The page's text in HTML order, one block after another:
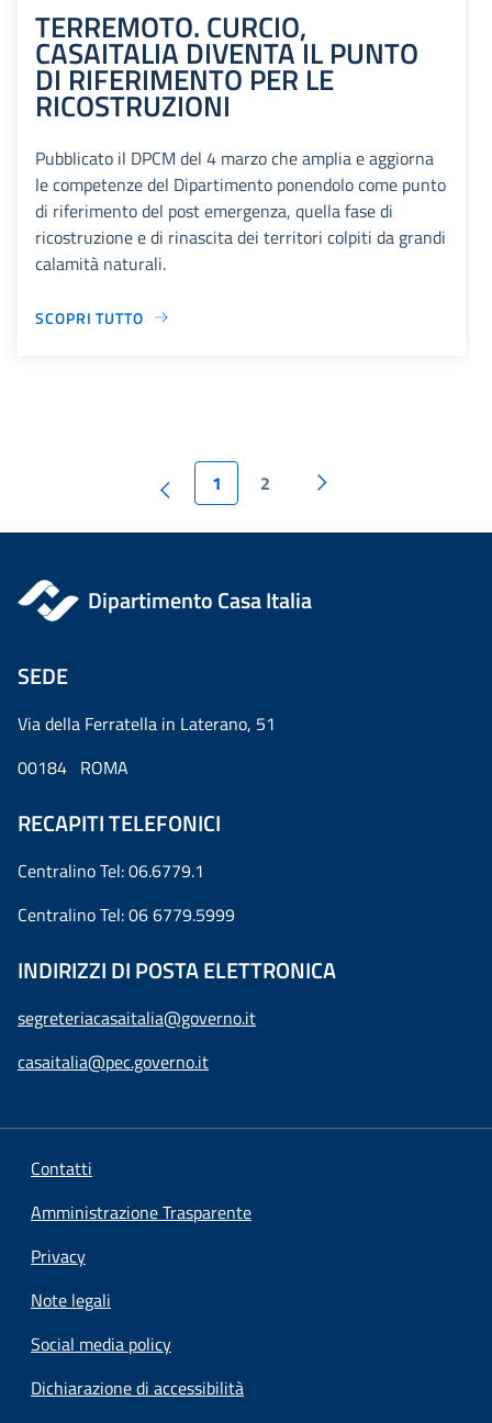
TERREMOTO. CURCIO,
CASAITALIA DIVENTA IL PUNTO
DI RIFERIMENTO PER LE
RICOSTRUZIONI
Pubblicato il DPCM del 4 marzo che amplia e aggiorna
le competenze del Dipartimento ponendolo come punto
di riferimento del post emergenza, quella fase di
ricostruzione e di rinascita dei territori colpiti da grandi
calamità naturali.
SCOPRI TUTTO
1 2
Dipartimento Casa Italia
SEDE
Via della Ferratella in Laterano, 51
00184 ROMA
RECAPITI TELEFONICI
Centralino Tel: 06.6779.1
Centralino Tel: 06 6779.5999
INDIRIZZI DI POSTA ELETTRONICA
segreteriacasaitalia@governo.it
casaitalia@pec.governo.it
Contatti
Amministrazione Trasparente
Privacy
Note legali
Social media policy
Dichiarazione di accessibilità